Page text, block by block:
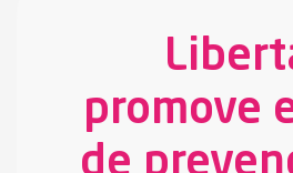
promove
de